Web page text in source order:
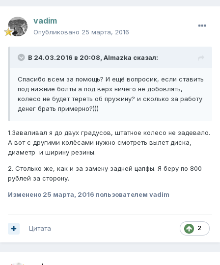
vadim
Опубликовано 25 марта, 2016
В 24.03.2016 в 20:08, Almazka сказал:
Спасибо всем за помощь? И ещё вопросик, если ставить
под нижние болты а под верх ничего не добовлять,
колесо не будет тереть об пружину? и сколько за работу
денег брать примерно?)))
1.Заваливал я до двух градусов, штатное колесо не задевало.
А вот с другими колёсами нужно смотреть вылет диска,
диаметр и ширину резины.
2. Столько же, как и за замену задней цапфы. Я беру по 800
рублей за сторону.
Изменено 25 марта, 2016 пользователем vadim
2
Цитата